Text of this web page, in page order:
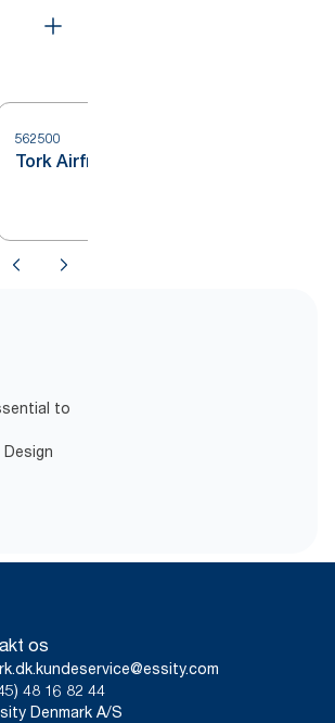
562500
Tork Airfreshener Holder Disc
to
os
48 16 82 44
Denmark A/S